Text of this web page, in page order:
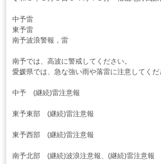
中予雷
東予雷
南予波浪警報，雷
南予では、高波に警戒してください。
愛媛県では、急な強い雨や落雷に注意してくだ
中予 (継続)雷注意報
東予東部 (継続)雷注意報
東予西部 (継続)雷注意報
南予北部 (継続)波浪注意報、(継続)雷注意報